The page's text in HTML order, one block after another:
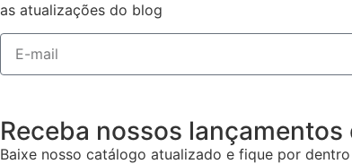
as atualizações do blog
Receba nossos lançamentos
Baixe nosso catálogo atualizado e fique por